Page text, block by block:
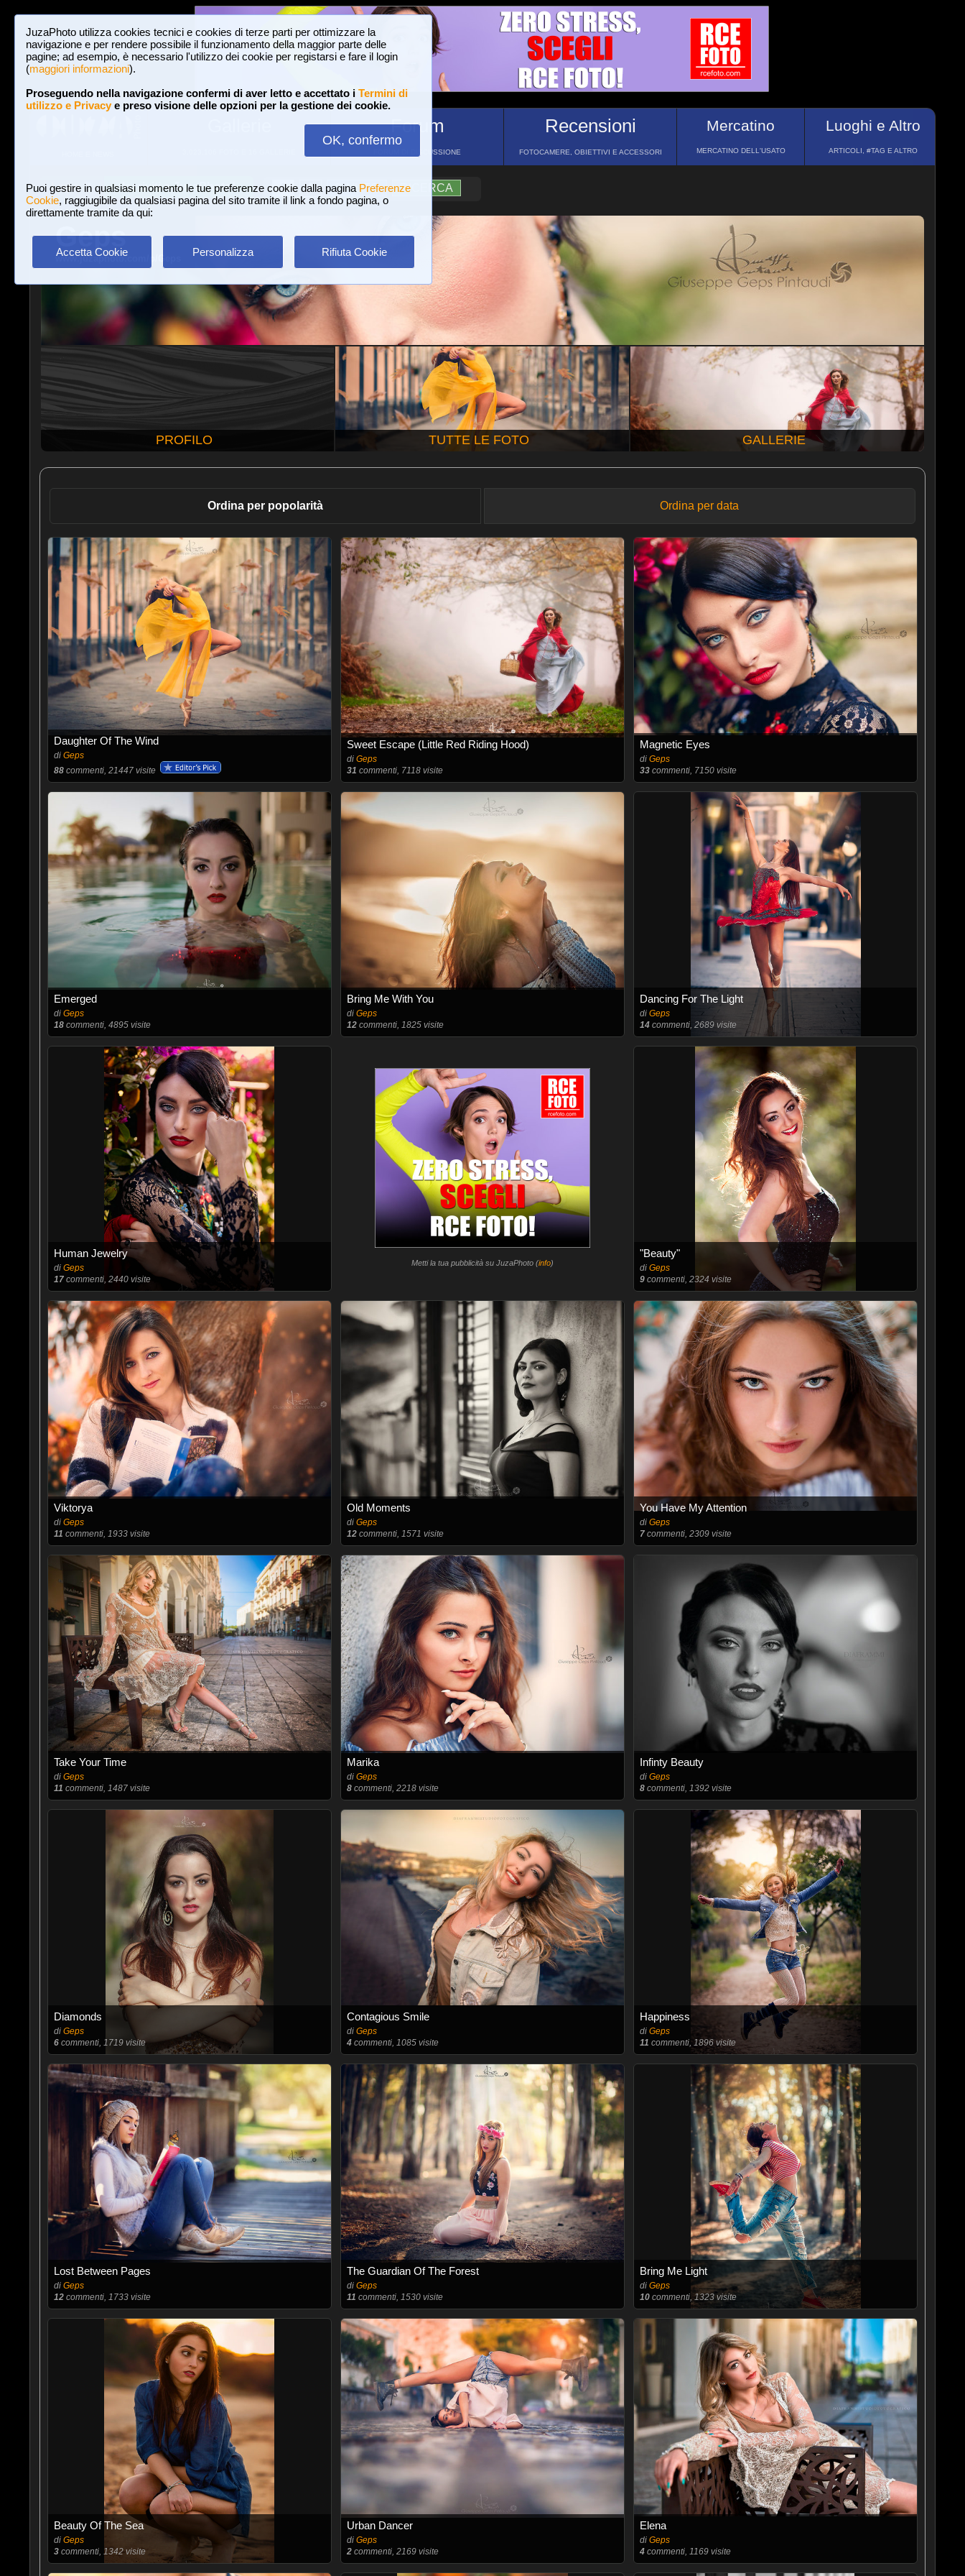
JuzaPhoto utilizza cookies tecnici e cookies di terze parti per ottimizzare la
navigazione e per rendere possibile il funzionamento della maggior parte delle
pagine; ad esempio, è necessario l'utilizzo dei cookie per registarsi e fare il login
(maggiori informazioni).
Proseguendo nella navigazione confermi di aver letto e accettato i Termini di
utilizzo e Privacye preso visione delle opzioni per la gestione dei cookie.
OK, confermo
Puoi gestire in qualsiasi momento le tue preferenze cookie dalla pagina Preferenze
Cookie, raggiugibile da qualsiasi pagina del sito tramite il link a fondo pagina, o
direttamente tramite da qui:
Accetta Cookie Personalizza Rifiuta Cookie
Forum
FORUM DI DISCUSSIONE
Recensioni
FOTOCAMERE, OBIETTIVI E ACCESSORI
Mercatino
MERCATINO DELL'USATO
Luoghi e Altro
ARTICOLI, #TAG E ALTRO
Login Iscriviti a JuzaPhoto! A A ?AIUTO RICERCA
Geps
www.juzaphoto.com/p/Geps
PROFILO TUTTE LE FOTO GALLERIE
Ordina per popolarità Ordina per data
Daughter Of The Wind
di Geps
88commenti, 21447 visite
Sweet Escape (Little Red Riding Hood)
di Geps
31 commenti, 7118 visite
Magnetic Eyes
diGeps
33 commenti, 7150 visite
Emerged
di Geps
18commenti, 4895 visite
Bring Me With You
di Geps
12commenti, 1825 visite
Dancing For The Light
diGeps
14 commenti, 2689 visite
Human Jewelry
di Geps
17commenti, 2440 visite
Metti la tua pubblicità su JuzaPhoto (info)
"Beauty"
diGeps
9 commenti, 2324 visite
Viktorya
di Geps
11 commenti, 1933 visite
Old Moments
di Geps
12commenti, 1571 visite
You Have My Attention
diGeps
7 commenti, 2309 visite
Take Your Time
di Geps
11 commenti, 1487 visite
Marika
di Geps
8commenti, 2218 visite
Infinty Beauty
diGeps
8 commenti, 1392 visite
Diamonds
di Geps
6commenti, 1719 visite
Contagious Smile
di Geps
4commenti, 1085 visite
Happiness
diGeps
11 commenti, 1896 visite
Lost Between Pages
di Geps
12commenti, 1733 visite
The Guardian Of The Forest
di Geps
11 commenti, 1530 visite
Bring Me Light
diGeps
10 commenti, 1323 visite
Beauty Of The Sea
di Geps
3commenti, 1342 visite
Urban Dancer
di Geps
2commenti, 2169 visite
Elena
diGeps
4 commenti, 1169 visite